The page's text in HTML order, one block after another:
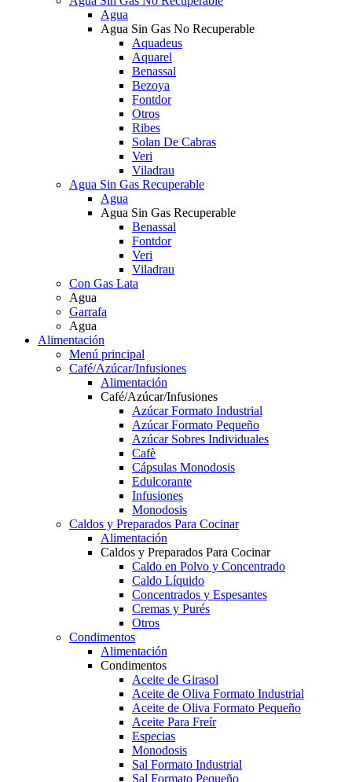
Agua
Agua Sin Gas No Recuperable
Aquadeus
Aquarel
Benassal
Bezoya
Fontdor
Otros
Ribes
Solan De Cabras
Veri
Viladrau
Agua Sin Gas Recuperable
Agua
Agua Sin Gas Recuperable
Benassal
Fontdor
Veri
Viladrau
Con Gas Lata
Agua
Garrafa
Agua
Alimentación
Menú principal
Café/Azúcar/Infusiones
Alimentación
Café/Azúcar/Infusiones
Azúcar Formato Industrial
Azúcar Formato Pequeño
Azúcar Sobres Individuales
Cafè
Cápsulas Monodosis
Edulcorante
Infusiones
Monodosis
Caldos y Preparados Para Cocinar
Alimentación
Caldos y Preparados Para Cocinar
Caldo en Polvo y Concentrado
Caldo Líquido
Concentrados y Espesantes
Cremas y Purés
Otros
Condimentos
Alimentación
Condimentos
Aceite de Girasol
Aceite de Oliva Formato Industrial
Aceite de Oliva Formato Pequeño
Aceite Para Freír
Especias
Monodosis
Sal Formato Industrial
Sal Formato Pequeño